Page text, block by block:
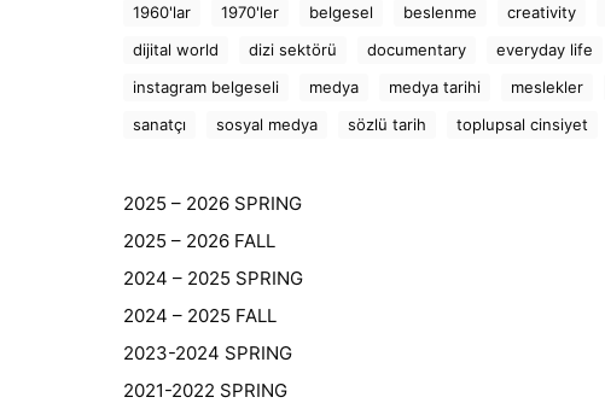
1960'lar 1970'ler belgesel beslenme creativity
dijital world
dizi sektörü documentary everyday life
instagram belgeseli
medya medya tarihi meslekler
sanatçı
sosyal medya sözlü tarih toplupsal cinsiyet
2025 – 2026 SPRING
2025 – 2026 FALL
2024 – 2025 SPRING
2024 – 2025 FALL
2023-2024 SPRING
2021-2022 SPRING